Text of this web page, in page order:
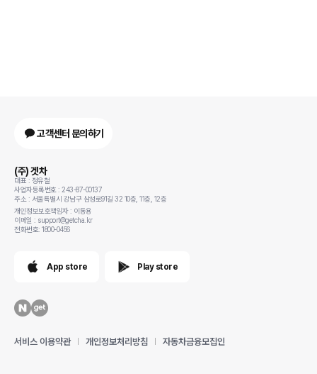
고객센터 문의하기
(주) 겟차
대표 : 정유철
사업자등록번호 : 243-87-00137
주소 : 서울특별시 강남구 삼성로91길 32 10층, 11층, 12층
개인정보보호책임자 : 이동용
이메일 : support@getcha.kr
전화번호: 1800-0456
App store Play store
서비스 이용약관 개인정보처리방침 자동차금융모집인